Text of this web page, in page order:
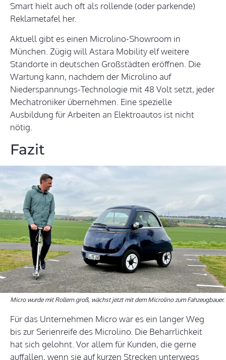
Smart hielt auch oft als rollende (oder parkende)
Reklametafel her.
Aktuell gibt es einen Microlino-Showroom in
München. Zügig will Astara Mobility elf weitere
Standorte in deutschen Großstädten eröffnen. Die
Wartung kann, nachdem der Microlino auf
Niederspannungs-Technologie mit 48 Volt setzt, jeder
Mechatroniker übernehmen. Eine spezielle
Ausbildung für Arbeiten an Elektroautos ist nicht
nötig.
Fazit
Micro wurde mit Rollern groß, wächst jetzt mit dem Microlino zum Fahzeugbauer.
Für das Unternehmen Micro war es ein langer Weg
bis zur Serienreife des Microlino. Die Beharrlichkeit
hat sich gelohnt. Vor allem für Kunden, die gerne
auffallen, wenn sie auf kurzen Strecken unterwegs